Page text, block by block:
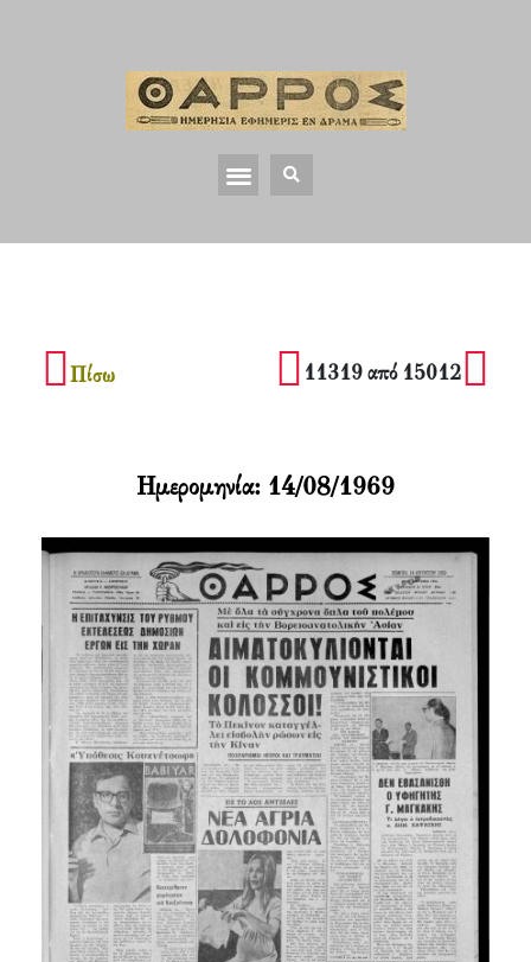
Πίσω 11319 από 15012
Ημερομηνία: 14/08/1969